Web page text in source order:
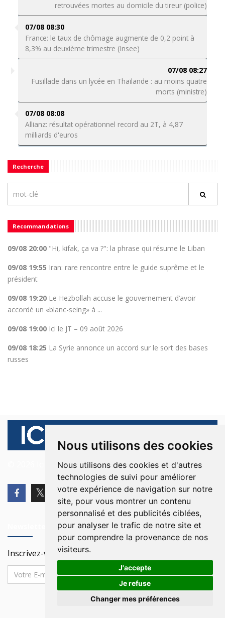
Nous utilisons des cookies
Nous utilisons des cookies et d'autres
technologies de suivi pour améliorer
votre expérience de navigation sur notre
site, pour vous montrer un contenu
personnalisé et des publicités ciblées,
pour analyser le trafic de notre site et
pour comprendre la provenance de nos
visiteurs.
J'accepte
Je refuse
Changer mes préférences
retrouvées mortes au domicile du tireur (police)
07/08 08:30
France: le taux de chômage augmente de 0,2 point à
8,3% au deuxième trimestre (Insee)
07/08 08:27
Fusillade dans un lycée en Thaïlande : au moins quatre
morts (ministre)
07/08 08:08
Allianz: résultat opérationnel record au 2T, à 4,87
milliards d'euros
Recherche
Recommandations
09/08 20:00 "Hi, kifak, ça va ?": la phrase qui résume le Liban
09/08 19:55 Iran: rare rencontre entre le guide suprême et le
président
09/08 19:20 Le Hezbollah accuse le gouvernement d’avoir
accordé un «blanc-seing» à ...
09/08 19:00 Ici le JT – 09 août 2026
09/08 18:25 La Syrie annonce un accord sur le sort des bases
russes
© 2026 Ici Beyrouth. Tous les droits sont réservés.
Inscrivez-vous à notre Newsletter